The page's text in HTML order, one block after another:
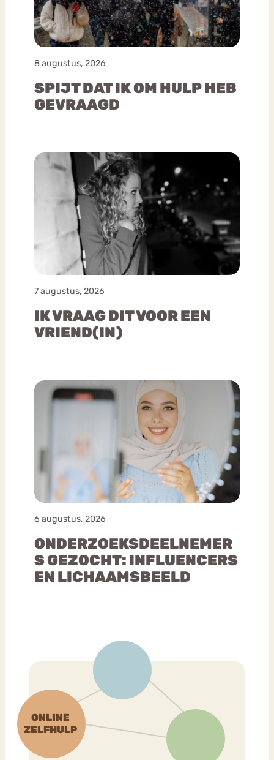
8 augustus, 2026
SPIJT DAT IK OM HULP HEB
GEVRAAGD
7 augustus, 2026
IK VRAAG DIT VOOR EEN
VRIEND(IN)
6 augustus, 2026
ONDERZOEKSDEELNEMER
S GEZOCHT: INFLUENCERS
EN LICHAAMSBEELD